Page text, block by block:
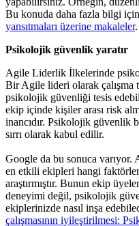
Bu konuda daha fazla bilgi için
yansıtmaları üzerine makaleler.
Psikolojik güvenlik yaratır
Agile Liderlik İlkelerinde
Bir Agile lideri olarak çalışma
psikolojik güvenliği tesis
ekip içinde kişiler arası risk
inancıdır. Psikolojik güvenlik
sırrı olarak kabul edilir.
Google da bu sonuca varıyor.
en etkili ekipleri hangi
araştırmıştır. Bunun ekip
deneyimi değil, psikolojik
ekiplerinizde nasıl inşa
çalışmasının iyileştirilmesi: